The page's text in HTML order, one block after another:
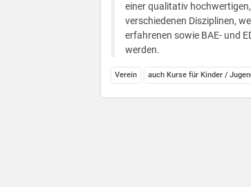
einer qualitativ
verschiedenen Disziplinen,
erfahrenen sowie BAE- und
werden.
Verein auch Kurse für Kinder /